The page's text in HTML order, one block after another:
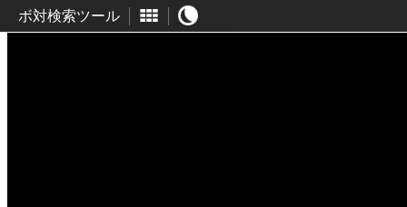
ボ対検索ツール